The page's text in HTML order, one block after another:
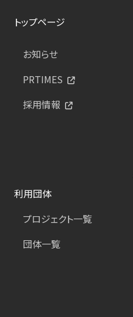
トップページ
お知らせ
PRTIMES
採用情報
利用団体
プロジェクト一覧
団体一覧